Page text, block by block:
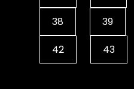
38 39
42 43